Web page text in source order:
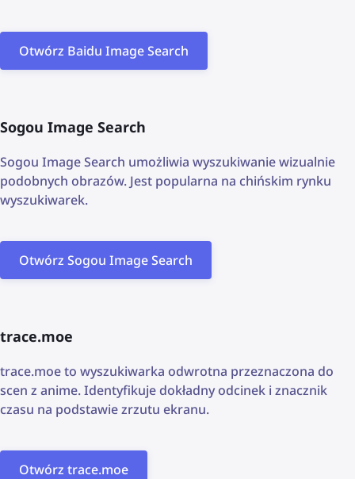
Otwórz Baidu Image Search
Sogou Image Search
Sogou Image Search umożliwia wyszukiwanie wizualnie
podobnych obrazów. Jest popularna na chińskim rynku
wyszukiwarek.
Otwórz Sogou Image Search
trace.moe
trace.moe to wyszukiwarka odwrotna przeznaczona do
scen z anime. Identyfikuje dokładny odcinek i znacznik
czasu na podstawie zrzutu ekranu.
Otwórz trace.moe